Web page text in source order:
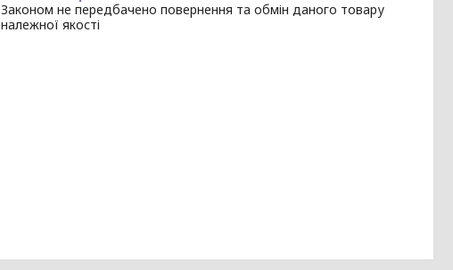
Законом не передбачено повернення та обмін даного товару
належної якості